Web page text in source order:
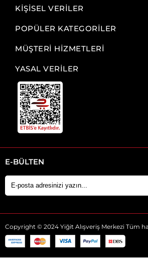
KİŞİSEL VERİLER
POPÜLER KATEGORİLER
MÜŞTERİ HİZMETLERİ
YASAL VERİLER
E-BÜLTEN
Copyright © 2024 Yiğit Alışveriş Merkezi Tüm